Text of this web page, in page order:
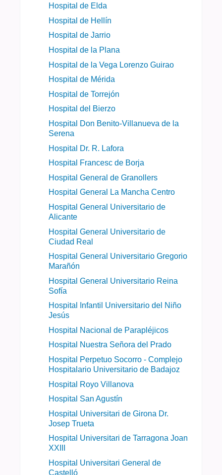
Hospital de Elda
Hospital de Hellín
Hospital de Jarrio
Hospital de la Plana
Hospital de la Vega Lorenzo Guirao
Hospital de Mérida
Hospital de Torrejón
Hospital del Bierzo
Hospital Don Benito-Villanueva de la
Serena
Hospital Dr. R. Lafora
Hospital Francesc de Borja
Hospital General de Granollers
Hospital General La Mancha Centro
Hospital General Universitario de
Alicante
Hospital General Universitario de
Ciudad Real
Hospital General Universitario Gregorio
Marañón
Hospital General Universitario Reina
Sofía
Hospital Infantil Universitario del Niño
Jesús
Hospital Nacional de Parapléjicos
Hospital Nuestra Señora del Prado
Hospital Perpetuo Socorro - Complejo
Hospitalario Universitario de Badajoz​
Hospital Royo Villanova
Hospital San Agustín
Hospital Universitari de Girona Dr.
Josep Trueta
Hospital Universitari de Tarragona Joan
XXIII
Hospital Universitari General de
Castelló